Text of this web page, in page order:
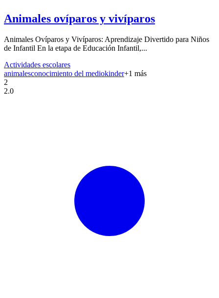
Animales ovíparos y vivíparos
Animales Ovíparos y Vivíparos: Aprendizaje Divertido para Niños
de Infantil En la etapa de Educación Infantil,...
Actividades escolares
animalesconocimiento del mediokinder+1 más
2
2.0